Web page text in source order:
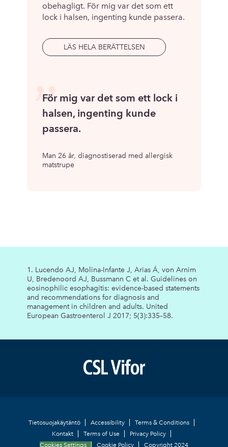
obehagligt. För mig var det som ett
lock i halsen, ingenting kunde passera.
LÄS HELA BERÄTTELSEN
För mig var det som ett lock i
halsen, ingenting kunde
passera.
”
Man 26 år, diagnostiserad med allergisk
matstrupe
1. Lucendo AJ, Molina-Infante J, Arias Á, von Arnim
U, Bredenoord AJ, Bussmann C et al. Guidelines on
eosinophilic esophagitis: evidence-based statements
and recommendations for diagnosis and
management in children and adults. United
European Gastroenterol J 2017; 5(3):335–58.
Footer
Tietosuojakäytäntö Accessibility
Terms & Conditions
Kontakt
Terms of Use
Privacy Policy
Cookies Settings
Cookie Policy Copyright 2024